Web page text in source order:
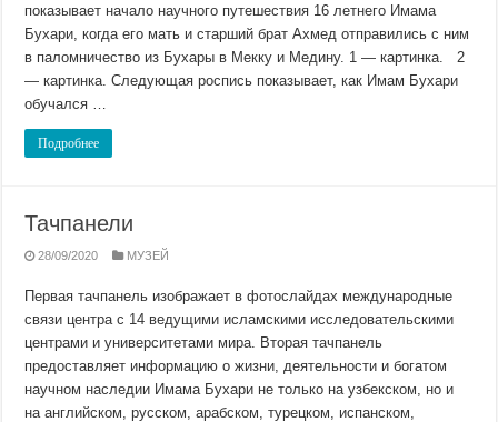
показывает начало научного путешествия 16 летнего Имама
Бухари, когда его мать и старший брат Ахмед отправились с ним
в паломничество из Бухары в Мекку и Медину. 1 — картинка. 2
— картинка. Следующая роспись показывает, как Имам Бухари
обучался …
Подробнее
Тачпанели
28/09/2020 МУЗЕЙ
Первая тачпанель изображает в фотослайдах международные
связи центра с 14 ведущими исламскими исследовательскими
центрами и университетами мира. Вторая тачпанель
предоставляет информацию о жизни, деятельности и богатом
научном наследии Имама Бухари не только на узбекском, но и
на английском, русском, арабском, турецком, испанском,